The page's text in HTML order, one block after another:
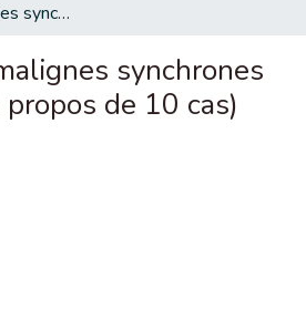
Les tumeurs malignes synchrones en urologie (à propos de 10 cas)
synchrones
de 10 cas)